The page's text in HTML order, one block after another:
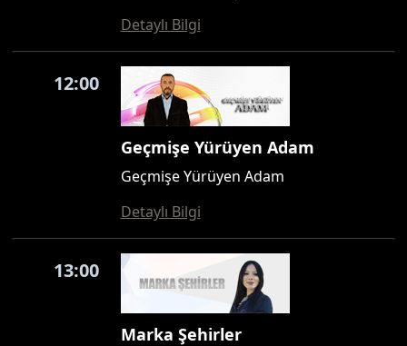
Detaylı Bilgi
12:00
Geçmişe Yürüyen Adam
Geçmişe Yürüyen Adam
Detaylı Bilgi
13:00
Marka Şehirler